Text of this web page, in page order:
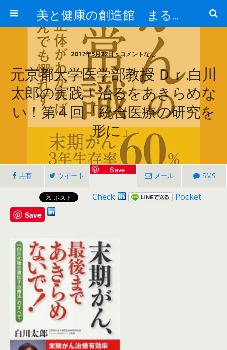
美と健康の創造館 まるとみ薬品 ぐんまの薬屋 芳さんのブログ
2017年5月22日 • コメントなし
元京都大学医学部教授 Ｄｒ.白川
太郎の実践！治るをあきらめな
い！第４回「統合医療の研究を
形に」
共有 ツイート
Save
メール SMS
Check Pocket
Save